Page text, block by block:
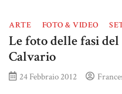
ARTE FOTO & VIDEO
Le foto delle fasi
Calvario
24 Febbraio 2012